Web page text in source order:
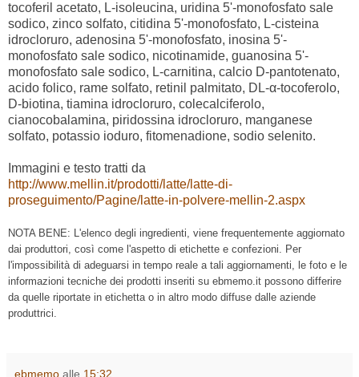
tocoferil acetato, L-isoleucina, uridina 5'-monofosfato sale
sodico, zinco solfato, citidina 5'-monofosfato, L-cisteina
idrocloruro, adenosina 5'-monofosfato, inosina 5'-
monofosfato sale sodico, nicotinamide, guanosina 5'-
monofosfato sale sodico, L-carnitina, calcio D-pantotenato,
acido folico, rame solfato, retinil palmitato, DL-α-tocoferolo,
D-biotina, tiamina idrocloruro, colecalciferolo,
cianocobalamina, piridossina idrocloruro, manganese
solfato, potassio ioduro, fitomenadione, sodio selenito.
Immagini e testo tratti da
http://www.mellin.it/prodotti/latte/latte-di-
proseguimento/Pagine/latte-in-polvere-mellin-2.aspx
NOTA BENE: L'elenco degli ingredienti, viene frequentemente aggiornato
dai produttori, così come l'aspetto di etichette e confezioni. Per
l'impossibilità di adeguarsi in tempo reale a tali aggiornamenti, le foto e le
informazioni tecniche dei prodotti inseriti su ebmemo.it possono differire
da quelle riportate in etichetta o in altro modo diffuse dalle aziende
produttrici.
ebmemo alle 15:32